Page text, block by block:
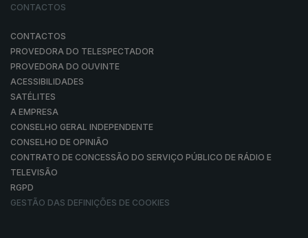
CONTACTOS
CONTACTOS
PROVEDORA DO TELESPECTADOR
PROVEDORA DO OUVINTE
ACESSIBILIDADES
SATÉLITES
A EMPRESA
CONSELHO GERAL INDEPENDENTE
CONSELHO DE OPINIÃO
CONTRATO DE CONCESSÃO DO SERVIÇO PÚBLICO DE RÁDIO E
TELEVISÃO
RGPD
GESTÃO DAS DEFINIÇÕES DE COOKIES